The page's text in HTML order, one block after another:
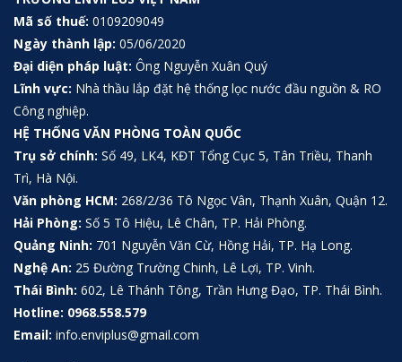
Mã số thuế: 0109209049
Ngày thành lập: 05/06/2020
Đại diện pháp luật: Ông Nguyễn Xuân Quý
Lĩnh vực: Nhà thầu lắp đặt hệ thống lọc nước đầu nguồn & RO
Công nghiệp.
HỆ THỐNG VĂN PHÒNG TOÀN QUỐC
Trụ sở chính: Số 49, LK4, KĐT Tổng Cục 5, Tân Triều, Thanh
Trì, Hà Nội.
Văn phòng HCM: 268/2/36 Tô Ngọc Vân, Thạnh Xuân, Quận 12.
Hải Phòng: Số 5 Tô Hiệu, Lê Chân, TP. Hải Phòng.
Quảng Ninh: 701 Nguyễn Văn Cừ, Hồng Hải, TP. Hạ Long.
Nghệ An: 25 Đường Trường Chinh, Lê Lợi, TP. Vinh.
Thái Bình: 602, Lê Thánh Tông, Trần Hưng Đạo, TP. Thái Bình.
Hotline: 0968.558.579
Email: info.enviplus@gmail.com